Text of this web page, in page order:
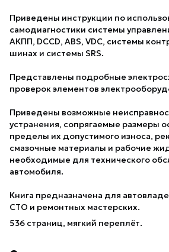
Приведены инструкции по
самодиагностики системы
АКПП, DCCD, ABS, VDC, системы
шинах и системы SRS.
Представлены подробные
проверок элементов
Приведены возможные
устранения, сопрягаемые размеры
пределы их допустимого износа,
смазочные материалы и рабочие
необходимые для технического
автомобиля.
Книга предназначена для
СТО и ремонтных мастерских.
536 страниц, мягкий переплёт.